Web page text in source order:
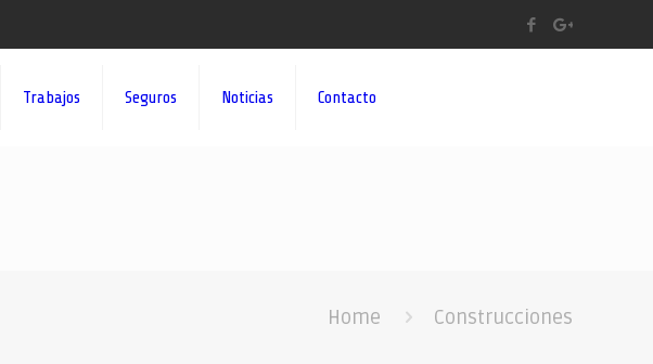
Trabajos Seguros Noticias Contacto
Home Construcciones